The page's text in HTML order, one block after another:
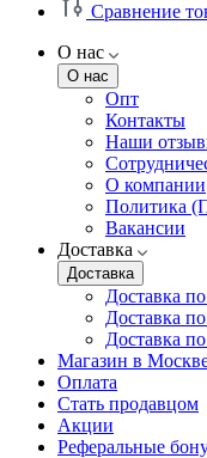
Сравнение
О нас
О нас
Опт
Контакты
Наши
О компании
Политика
Вакансии
Доставка
Доставка
Доставка
Доставка
Доставка
Магазин в
Оплата
Стать продавцом
Акции
Реферальные